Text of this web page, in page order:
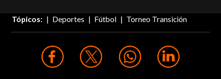
Tópicos: Deportes Fútbol Torneo Transición